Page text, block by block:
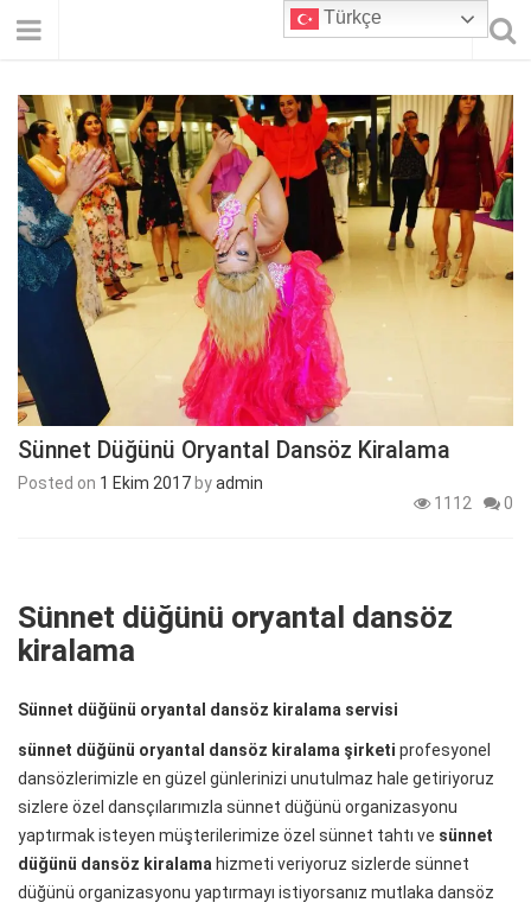
Sünnet Düğünü Oryantal Dansöz Kiralama
Posted on 1 Ekim 2017 byadmin
1112
0
Sünnet düğünü oryantal dansöz
kiralama
Sünnet düğünü oryantal dansöz kiralama servisi
sünnet düğünü oryantal dansöz kiralama şirketi profesyonel
dansözlerimizle en güzel günlerinizi unutulmaz hale getiriyoruz
sizlere özel dansçılarımızla sünnet düğünü organizasyonu
yaptırmak isteyen müşterilerimize özel sünnet tahtı ve sünnet
düğünü dansöz kiralama hizmeti veriyoruz sizlerde sünnet
düğünü organizasyonu yaptırmayı istiyorsanız mutlaka dansöz
Türkçe